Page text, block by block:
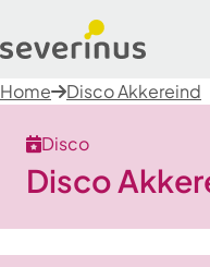
Home Disco Akkereind
Disco
Disco